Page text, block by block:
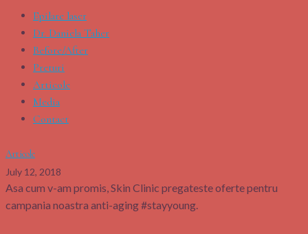
Epilare laser
Dr. Daniela Taher
Before/After
Preturi
Articole
Media
Contact
Articole
July 12, 2018
Asa cum v-am promis, Skin Clinic pregateste oferte pentru
campania noastra anti-aging #stayyoung.